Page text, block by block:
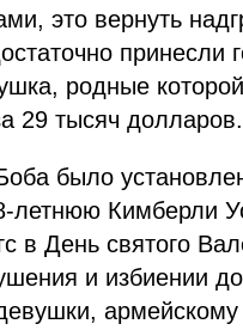
это вернуть
принесли
родные
29 тысяч долларов.
было
летнюю Кимберли
в День святого
и избиении
армейскому